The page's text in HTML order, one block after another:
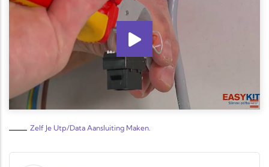
Zelf Je Utp/data Aansluiting Maken.